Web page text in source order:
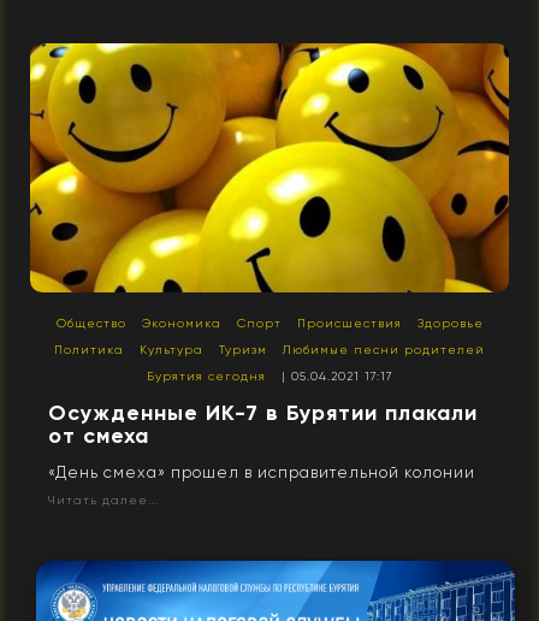
Общество Экономика Спорт Происшествия
Здоровье
Политика
Культура Туризм
Любимые песни родителей
Бурятия сегодня
| 05.04.2021 17:17
Осужденные ИК-7 в Бурятии плакали
от смеха
«День смеха» прошел в исправительной колонии
Читать далее...